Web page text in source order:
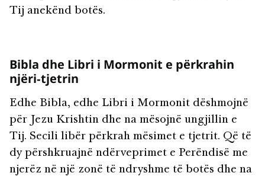
Tij anekënd botës.
Bibla dhe Libri i Mormonit e përkrahin
njëri‑tjetrin
Edhe Bibla, edhe Libri i Mormonit dëshmojnë
për Jezu Krishtin dhe na mësojnë ungjillin e
Tij. Secili libër përkrah mësimet e tjetrit. Që të
dy përshkruajnë ndërveprimet e Perëndisë me
njerëz në një zonë të ndryshme të botës dhe na